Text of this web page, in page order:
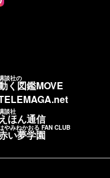
談社の
く図鑑MOVE
談社
ほん通信
やみねかおる FAN CLUB
い夢学園